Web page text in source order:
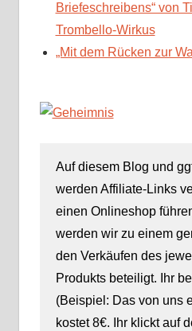
Briefeschreibens“ von
Trombello-Wirkus
„Mit dem Rücken zur
Auf diesem Blog und
werden Affiliate-Links
einen Onlineshop
werden wir zu einem
den Verkäufen des
Produkts beteiligt. Ihr
(Beispiel: Das von uns
kostet 8€. Ihr klickt auf